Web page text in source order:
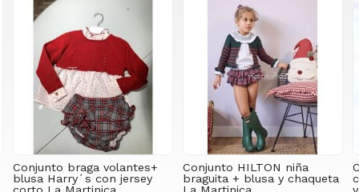
Conjunto braga volantes+
blusa Harry´s con jersey
corto La Martinica
Conjunto HILTON niña
braguita + blusa y chaqueta
La Martinica